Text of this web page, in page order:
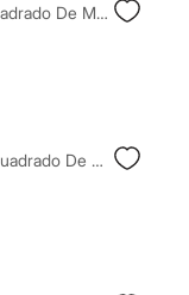
Óculos De Sol Unissex Quadrado De Metal Triton Dourado
Óculos De Sol Feminino Quadrado De Acetato Cinza